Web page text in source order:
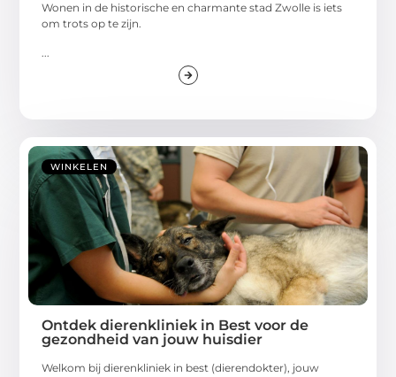
Wonen in de historische en charmante stad Zwolle is iets
om trots op te zijn.
WINKELEN
Ontdek dierenkliniek in Best voor de
gezondheid van jouw huisdier
Welkom bij dierenkliniek in best (dierendokter), jouw